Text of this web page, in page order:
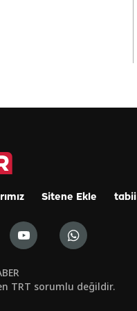
Sitene Ekle tabii
TRT sorumlu değildir.